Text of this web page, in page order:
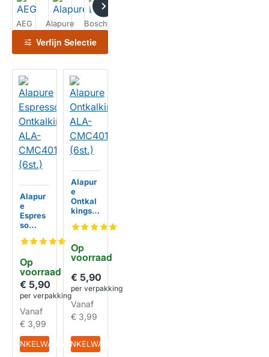
AEG Alapure Bosch
Verfijn Selectie
HUISMERK
Op
voorraad
Alapur
e
Espres
so
kingsta
ALA-
CMC4
01
(6st.)
€ 5,90
per verpakking
Vanaf
€ 3,99
IN WINKELWAGEN
Op
voorraad
Alapur
e
Ontkal
kingsta
ALA-
01
(6st.)
€ 5,90
per verpakking
Vanaf
€ 3,99
IN WINKELWAGEN